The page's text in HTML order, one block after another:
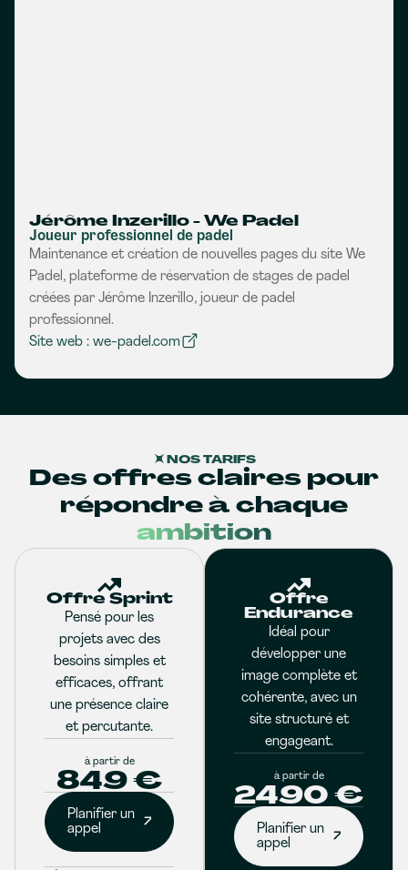
Jérôme Inzerillo - We Padel
Joueur professionnel de padel
Maintenance et création de nouvelles pages du site We
Padel, plateforme de réservation de stages de padel
créées par Jérôme Inzerillo, joueur de padel
professionnel.
Site web : we-padel.com
NOS TARIFS
Des offres claires pour
répondre à chaque
ambition
Offre Sprint
Pensé pour les
projets avec des
besoins simples et
efficaces, offrant
une présence claire
et percutante.
à partir de
849 €
Planifier un
appel
Offre
Endurance
Idéal pour
développer une
image complète et
cohérente, avec un
site structuré et
engageant.
à partir de
2490 €
Planifier un
appel